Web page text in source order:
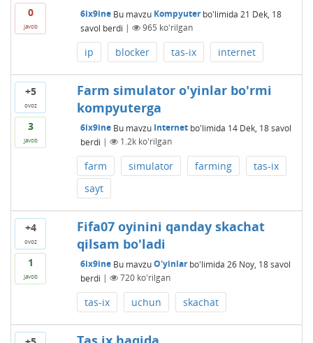
0
javob
6ix9ine Bu mavzu Kompyuterbo'limida 21 Dek, 18
savol berdi | 965 ko'rilgan
ip blocker tas-ix internet
+5
ovoz
3
javob
Farm simulator o'yinlar bo'rmi
kompyuterga
6ix9ine Bu mavzu Internetbo'limida 14 Dek, 18 savol
berdi | 1.2kko'rilgan
farm simulator farming
tas-ix
sayt
+4
ovoz
1
javob
Fifa07 oyinini qanday skachat
qilsam bo'ladi
6ix9ine Bu mavzuO'yinlarbo'limida 26 Noy, 18 savol
berdi | 720ko'rilgan
tas-ix uchun skachat